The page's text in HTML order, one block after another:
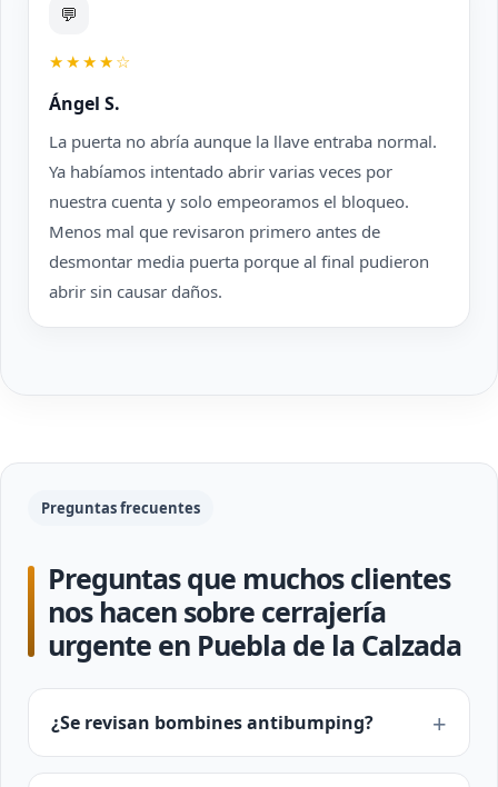
💬
★★★★☆
Ángel S.
La puerta no abría aunque la llave entraba normal.
Ya habíamos intentado abrir varias veces por
nuestra cuenta y solo empeoramos el bloqueo.
Menos mal que revisaron primero antes de
desmontar media puerta porque al final pudieron
abrir sin causar daños.
Preguntas frecuentes
Preguntas que muchos clientes
nos hacen sobre cerrajería
urgente en Puebla de la Calzada
¿Se revisan bombines antibumping?